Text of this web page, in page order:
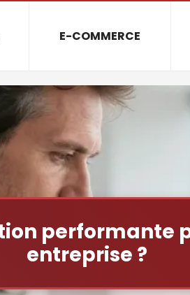
E-COMMERCE
performante
entreprise ?